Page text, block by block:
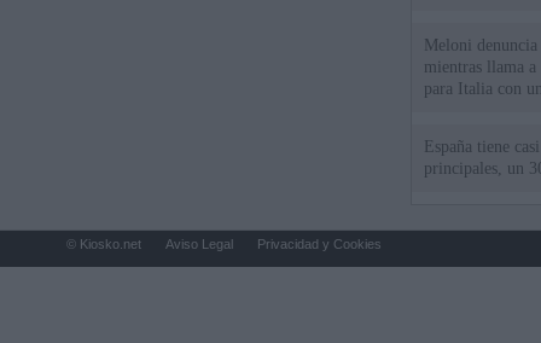
Meloni
mientras llama
para Italia con
España tiene
principales, un
© Kiosko.net Aviso Legal Privacidad y Cookies